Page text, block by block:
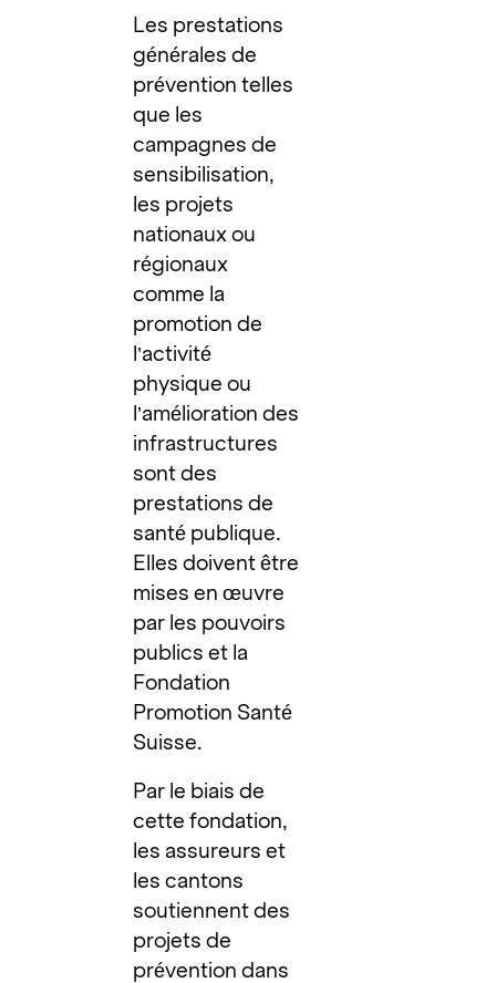
Les prestations
générales de
prévention telles
que les
campagnes de
sensibilisation,
les projets
nationaux ou
régionaux
comme la
promotion de
l’activité
physique ou
l’amélioration des
infrastructures
sont des
prestations de
santé publique.
Elles doivent être
mises en œuvre
par les pouvoirs
publics et la
Fondation
Promotion Santé
Suisse.
Par le biais de
cette fondation,
les assureurs et
les cantons
soutiennent des
projets de
prévention dans